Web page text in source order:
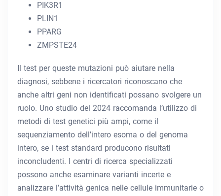
PIK3R1
PLIN1
PPARG
ZMPSTE24
Il test per queste mutazioni può aiutare nella
diagnosi, sebbene i ricercatori riconoscano che
anche altri geni non identificati possano svolgere un
ruolo. Uno studio del 2024 raccomanda l’utilizzo di
metodi di test genetici più ampi, come il
sequenziamento dell’intero esoma o del genoma
intero, se i test standard producono risultati
inconcludenti. I centri di ricerca specializzati
possono anche esaminare varianti incerte e
analizzare l’attività genica nelle cellule immunitarie o